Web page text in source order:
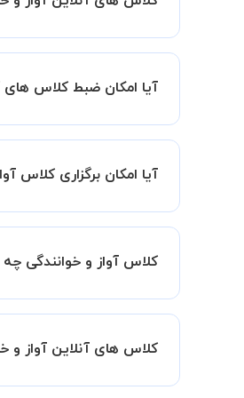
اگر تاکنون تجربه
آیا امکان ضبط کلاس های
بله، فقط این موضوع را
آیا امکان برگزاری
به صورت پیش فرض کلاس
کلاس آواز و خوانندگی
زمان برگزاری کلاس های
مانند کتابخانه با استاد
کلاس های آنلاین آواز و